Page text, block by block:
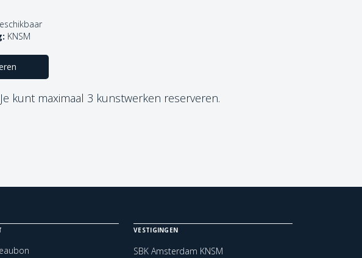
KNSM
Je kunt maximaal 3 kunstwerken reserveren.
VESTIGINGEN
SBK Amsterdam KNSM